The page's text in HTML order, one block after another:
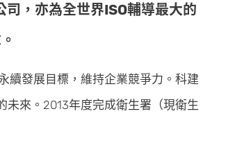
，亦為全世界ISO輔導最大的
續發展目標，維持企業競爭力。科建
來。2013年度完成衛生署（現衛生